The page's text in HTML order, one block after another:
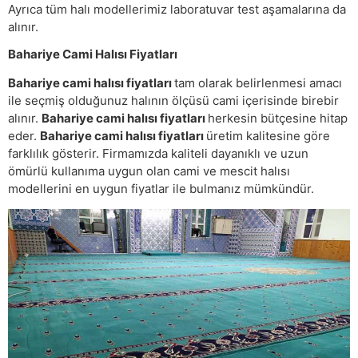
Ayrıca tüm halı modellerimiz laboratuvar test aşamalarına da
alınır.
Bahariye Cami Halısı Fiyatları
Bahariye cami halısı fiyatlarıtam olarak belirlenmesi amacı
ile seçmiş olduğunuz halının ölçüsü cami içerisinde birebir
alınır. Bahariye cami halısı fiyatları herkesin bütçesine hitap
eder. Bahariye cami halısı fiyatları üretim kalitesine göre
farklılık gösterir. Firmamızda kaliteli dayanıklı ve uzun
ömürlü kullanıma uygun olan cami ve mescit halısı
modellerini en uygun fiyatlar ile bulmanız mümkündür.